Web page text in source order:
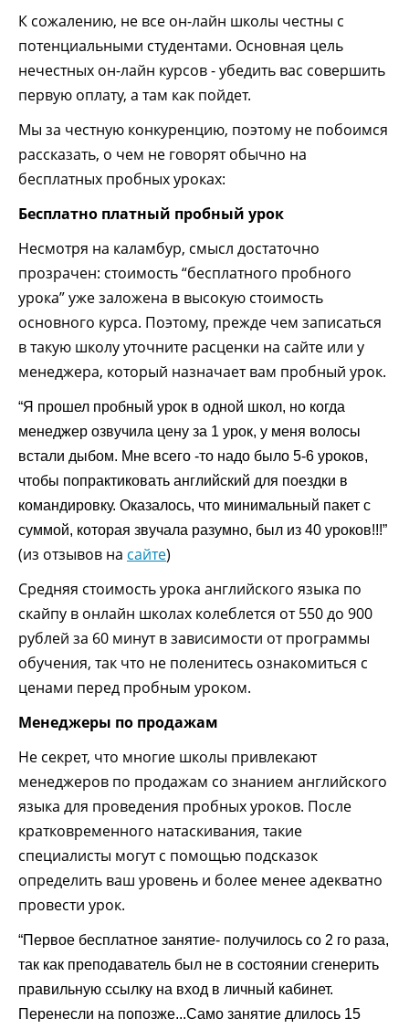
К сожалению, не все он-лайн школы честны с
потенциальными студентами. Основная цель
нечестных он-лайн курсов - убедить вас совершить
первую оплату, а там как пойдет.
Мы за честную конкуренцию, поэтому не побоимся
рассказать, о чем не говорят обычно на
бесплатных пробных уроках:
Бесплатно платный пробный урок
Несмотря на каламбур, смысл достаточно
прозрачен: стоимость “бесплатного пробного
урока” уже заложена в высокую стоимость
основного курса. Поэтому, прежде чем записаться
в такую школу уточните расценки на сайте или у
менеджера, который назначает вам пробный урок.
“Я прошел пробный урок в одной школ, но когда
менеджер озвучила цену за 1 урок, у меня волосы
встали дыбом. Мне всего -то надо было 5-6 уроков,
чтобы попрактиковать английский для поездки в
командировку. Оказалось, что минимальный пакет с
суммой, которая звучала разумно, был из 40 уроков!!!”
(из отзывов на сайте)
Средняя стоимость урока английского языка по
скайпу в онлайн школах колеблется от 550 до 900
рублей за 60 минут в зависимости от программы
обучения, так что не поленитесь ознакомиться с
ценами перед пробным уроком.
Менеджеры по продажам
Не секрет, что многие школы привлекают
менеджеров по продажам со знанием английского
языка для проведения пробных уроков. После
кратковременного натаскивания, такие
специалисты могут с помощью подсказок
определить ваш уровень и более менее адекватно
провести урок.
“Первое бесплатное занятие- получилось со 2 го раза,
так как преподаватель был не в состоянии сгенерить
правильную ссылку на вход в личный кабинет.
Перенесли на попозже...Само занятие длилось 15